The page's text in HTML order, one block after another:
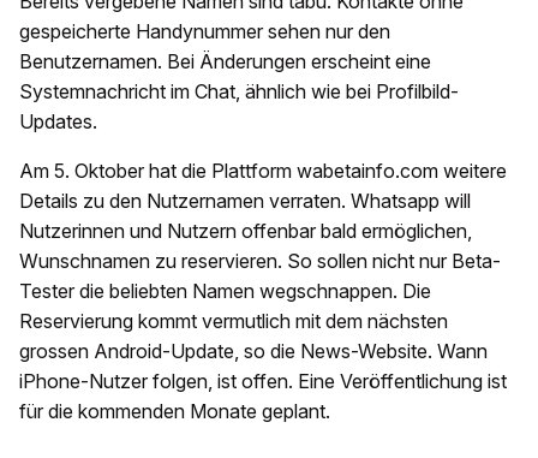
gespeicherte Handynummer sehen nur den
Benutzernamen. Bei Änderungen erscheint eine
Systemnachricht im Chat, ähnlich wie bei Profilbild-
Updates.
Am 5. Oktober hat die Plattform wabetainfo.com weitere
Details zu den Nutzernamen verraten. Whatsapp will
Nutzerinnen und Nutzern offenbar bald ermöglichen,
Wunschnamen zu reservieren. So sollen nicht nur Beta-
Tester die beliebten Namen wegschnappen. Die
Reservierung kommt vermutlich mit dem nächsten
grossen Android-Update, so die News-Website. Wann
iPhone-Nutzer folgen, ist offen. Eine Veröffentlichung ist
für die kommenden Monate geplant.